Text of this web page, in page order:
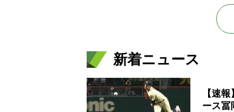
新着ニュース
【速
ース冨